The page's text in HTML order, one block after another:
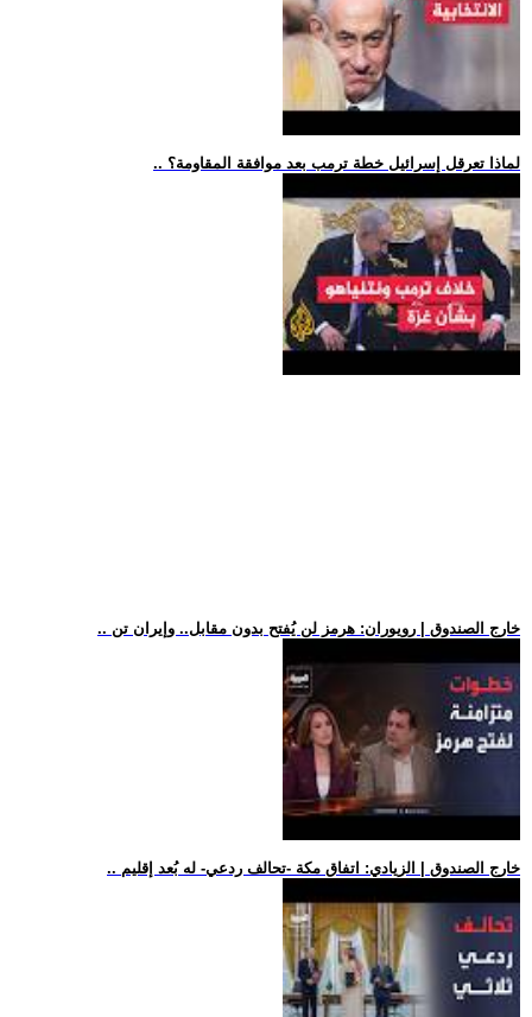
.. لماذا تعرقل إسرائيل خطة ترمب بعد موافقة المقاومة؟
.. خارج الصندوق | رويوران: هرمز لن يُفتح بدون مقابل.. وإيران تن
.. خارج الصندوق | الزيادي: اتفاق مكة -تحالف ردعي- له بُعد إقليم